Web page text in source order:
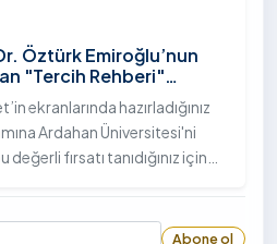
Öztürk Emiroğlu’nun
"Tercih Rehberi"
ekranlarında hazırladığınız
Ardahan Üniversitesi'ni
fırsatı tanıdığınız için
Abone ol